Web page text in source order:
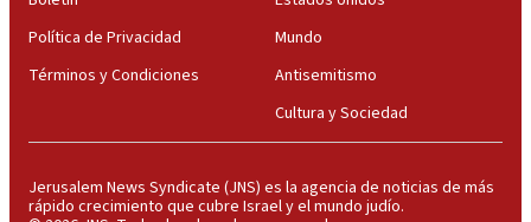
Política de Privacidad
Términos y Condiciones
Mundo
Antisemitismo
Cultura y Sociedad
Jerusalem News Syndicate (JNS) es la agencia de noticias de más
rápido crecimiento que cubre Israel y el mundo judío.